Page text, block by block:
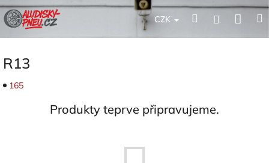
Přejít
na
obsah
CZK HledatPřihlášení
R13
165
Produkty teprve připravujeme.